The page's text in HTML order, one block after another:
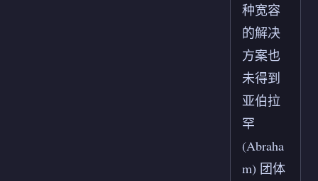
种宽容
的解决
方案也
未得到
亚伯拉
罕
(Abraha
m) 团体